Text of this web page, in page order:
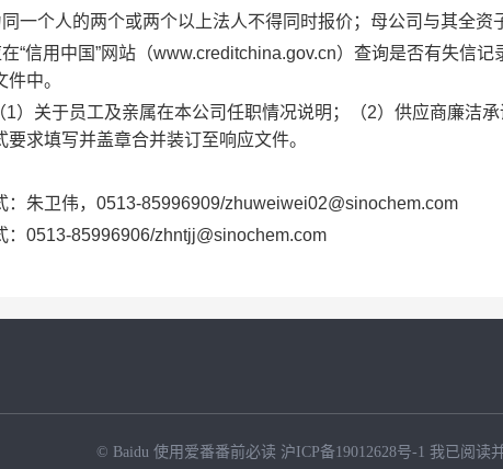
一个人的两个或两个以上法人不得同时报价；母公司与其全资
“信用中国”网站（www.creditchina.gov.cn）查询是否有失信
中。
1）关于员工及亲属在本公司任职情况说明；（2）供应商廉洁
求填写并盖章合并装订至响应文件。
：朱卫伟，0513-85996909/zhuweiwei02@sinochem.com
：0513-85996906/zhntjj@sinochem.com
© Baidu 使用爱番番前必读 沪ICP备19012628号-1 我已阅读